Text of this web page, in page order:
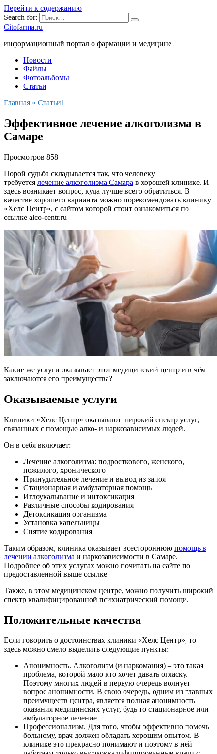
Перейти к содержанию
Search for:
Citofarma.ru
информационный портал о фармации и медицине
Новости
Файлы
Фотоальбомы
Статьи
Главная » Cтатьи1
Эффективное лечение алкоголизма в
Самаре
Просмотров 858
Порой судьба складывается так, что человеку
требуется лечение алкоголизма Cамара в хорошей клинике. И
здесь возникает вопрос, куда лучше всего обратиться. В
качестве хорошего варианта можно порекомендовать клинику
«Хелс Центр», с сайтом которой стоит ознакомиться по
ссылке alco-centr.ru
Какие же услуги оказывает этот медицинский центр и в чём
заключаются его преимущества?
Оказываемые услуги
Клиники «Хелс Центр» оказывают широкий спектр услуг,
связанных с помощью алко- и наркозависимых людей.
Он в себя включает:
Лечение алкоголизма: подросткового, женского,
пожилого, хронического
Принудительное лечение и вывод из запоя
Стационарная и амбулаторная помощь
Иглоукалывание и интоксикация
Различные способы кодирования
Детоксикация организма
Установка капельницы
Снятие кодирования
Таким образом, клиника оказывает всестороннюю помощь в
лечении алкоголизма и наркозависимости в Самаре.
Подробнее об этих услугах можно почитать на сайте по
предоставленной выше ссылке.
Также, в этом медицинском центре, можно получить широкий
спектр квалифицированной психиатрический помощи.
Положительные качества
Если говорить о достоинствах клиники «Хелс Центр», то
здесь можно смело выделить следующие пункты:
Анонимность. Алкоголизм (и наркомания) – это такая
проблема, которой мало кто хочет давать огласку.
Поэтому многих людей в первую очередь волнует
вопрос анонимности. В свою очередь, одним из главных
преимуществ центра, является полная анонимность
оказания медицинских услуг, будь то стационарное или
амбулаторное лечение.
Профессионализм. Для того, чтобы эффективно помочь
больному, врач должен обладать хорошим опытом. В
клинике это прекрасно понимают и поэтому в ней